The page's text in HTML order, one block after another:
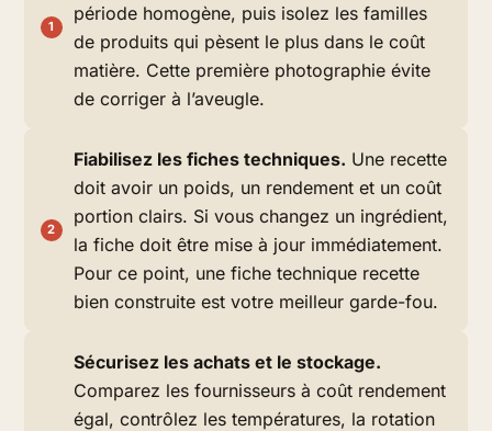
période homogène, puis isolez les familles
de produits qui pèsent le plus dans le coût
matière. Cette première photographie évite
de corriger à l’aveugle.
Fiabilisez les fiches techniques. Une recette
doit avoir un poids, un rendement et un coût
portion clairs. Si vous changez un ingrédient,
la fiche doit être mise à jour immédiatement.
Pour ce point, une fiche technique recette
bien construite est votre meilleur garde-fou.
Sécurisez les achats et le stockage.
Comparez les fournisseurs à coût rendement
égal, contrôlez les températures, la rotation